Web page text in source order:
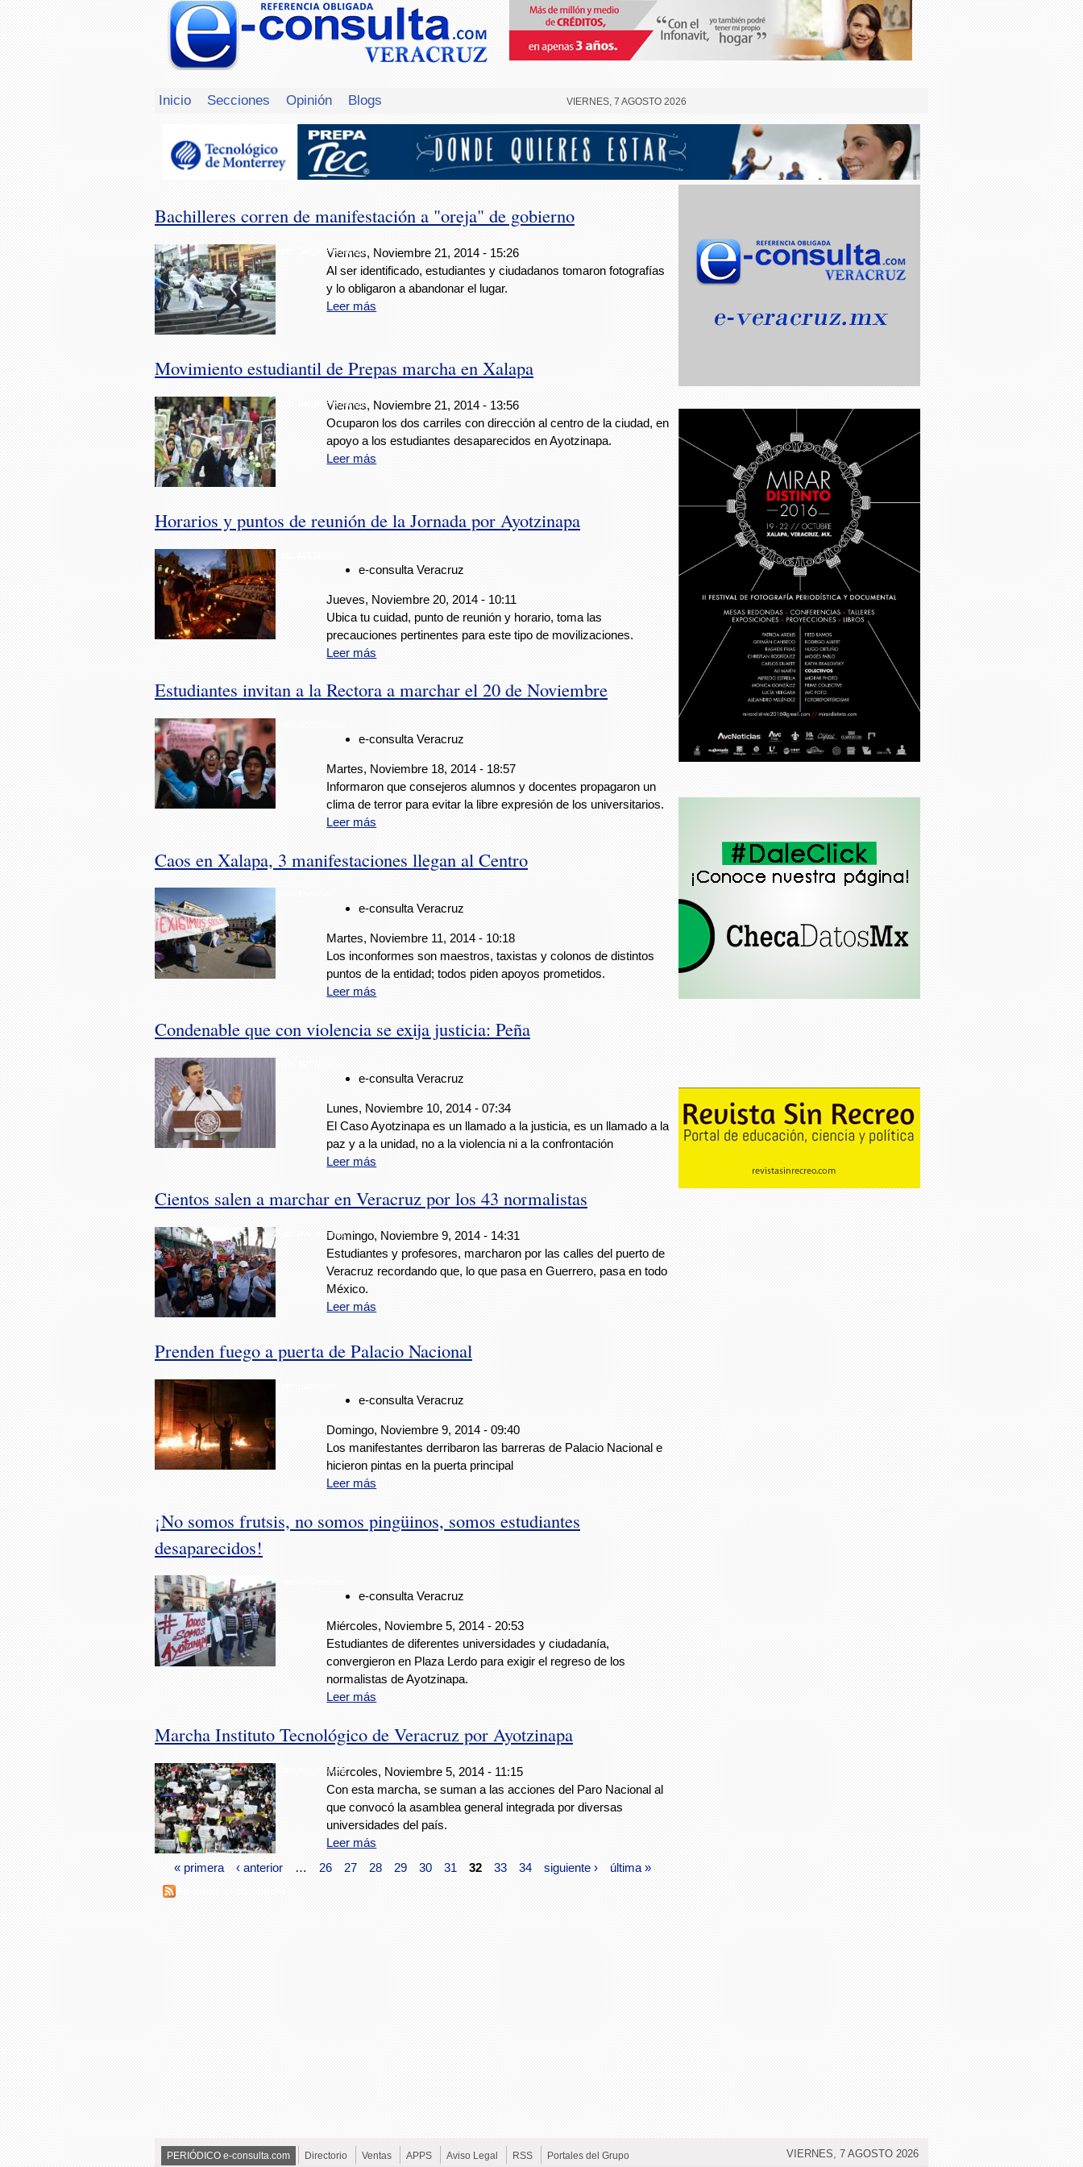
Inicio Secciones Opinión Blogs VIERNES, 7 AGOSTO 2026
Bachilleres corren de manifestación a "oreja" de gobierno
Foto: Sergio HernándezViernes, Noviembre 21, 2014 - 15:26
Al ser identificado, estudiantes y ciudadanos tomaron fotografías
y lo obligaron a abandonar el lugar.
Leer más
Movimiento estudiantil de Prepas marcha en Xalapa
Foto: Sergio HernándezViernes, Noviembre 21, 2014 - 13:56
Ocuparon los dos carriles con dirección al centro de la ciudad, en
apoyo a los estudiantes desaparecidos en Ayotzinapa.
Leer más
Horarios y puntos de reunión de la Jornada por Ayotzinapa
e-consulta Veracruz
Jueves, Noviembre 20, 2014 - 10:11
Ubica tu cuidad, punto de reunión y horario, toma las
precauciones pertinentes para este tipo de movilizaciones.
Leer más
Estudiantes invitan a la Rectora a marchar el 20 de Noviembre
e-consulta Veracruz
Martes, Noviembre 18, 2014 - 18:57
Informaron que consejeros alumnos y docentes propagaron un
clima de terror para evitar la libre expresión de los universitarios.
Leer más
Caos en Xalapa, 3 manifestaciones llegan al Centro
e-consulta Veracruz
Martes, Noviembre 11, 2014 - 10:18
Los inconformes son maestros, taxistas y colonos de distintos
puntos de la entidad; todos piden apoyos prometidos.
Leer más
Condenable que con violencia se exija justicia: Peña
e-consulta Veracruz
Lunes, Noviembre 10, 2014 - 07:34
El Caso Ayotzinapa es un llamado a la justicia, es un llamado a la
paz y a la unidad, no a la violencia ni a la confrontación
Leer más
Cientos salen a marchar en Veracruz por los 43 normalistas
Foto: AVCNoticiasDomingo, Noviembre 9, 2014 - 14:31
Estudiantes y profesores, marcharon por las calles del puerto de
Veracruz recordando que, lo que pasa en Guerrero, pasa en todo
México.
Leer más
Prenden fuego a puerta de Palacio Nacional
e-consulta Veracruz
Domingo, Noviembre 9, 2014 - 09:40
Los manifestantes derribaron las barreras de Palacio Nacional e
hicieron pintas en la puerta principal
Leer más
¡No somos frutsis, no somos pingüinos, somos estudiantes
desaparecidos!
e-consulta Veracruz
Miércoles, Noviembre 5, 2014 - 20:53
Estudiantes de diferentes universidades y ciudadanía,
convergieron en Plaza Lerdo para exigir el regreso de los
normalistas de Ayotzinapa.
Leer más
Marcha Instituto Tecnológico de Veracruz por Ayotzinapa
Foto: AVCNoticiasMiércoles, Noviembre 5, 2014 - 11:15
Con esta marcha, se suman a las acciones del Paro Nacional al
que convocó la asamblea general integrada por diversas
universidades del país.
Leer más
« primera
‹ anterior 26 27 28 29 30 31 32 33 34 siguiente › última »
PERIÓDICO e-consulta.com Directorio Ventas APPS Aviso Legal RSS Portales del Grupo VIERNES, 7 AGOSTO 2026